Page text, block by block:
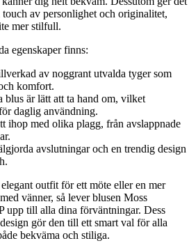
av personlighet och originalitet,
mer stilfull.
egenskaper finns:
av noggrant utvalda tyger som
komfort.
blus är lätt att ta hand om, vilket
daglig användning.
ihop med olika plagg, från avslappnade
avslutningar och en trendig design
outfit för ett möte eller en mer
vänner, så lever blusen Moss
upp till alla dina förväntningar. Dess
gör den till ett smart val för alla
bekväma och stiliga.